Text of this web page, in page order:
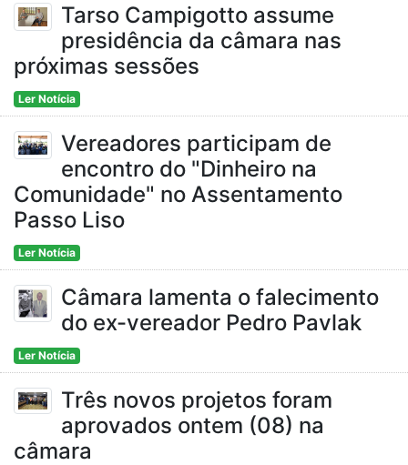
Tarso Campigotto assume
presidência da câmara nas
próximas sessões
Ler Notícia
Vereadores participam de
encontro do "Dinheiro na
Comunidade" no Assentamento
Passo Liso
Ler Notícia
Câmara lamenta o falecimento
do ex-vereador Pedro Pavlak
Ler Notícia
Três novos projetos foram
aprovados ontem (08) na
câmara